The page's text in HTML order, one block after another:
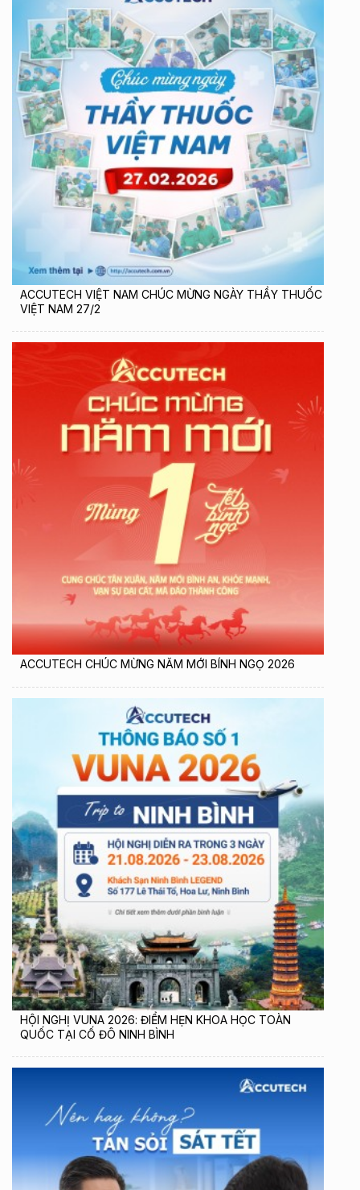
ACCUTECH VIỆT NAM CHÚC MỪNG NGÀY THẦY THUỐC
VIỆT NAM 27/2
ACCUTECH CHÚC MỪNG NĂM MỚI BÍNH NGỌ 2026
HỘI NGHỊ VUNA 2026: ĐIỂM HẸN KHOA HỌC TOÀN
QUỐC TẠI CỐ ĐÔ NINH BÌNH